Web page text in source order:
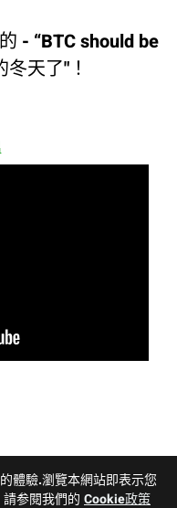
- “BTC should be
天了"！
體驗.瀏覽本網站即表示您
参閱我們的 Cookie政策